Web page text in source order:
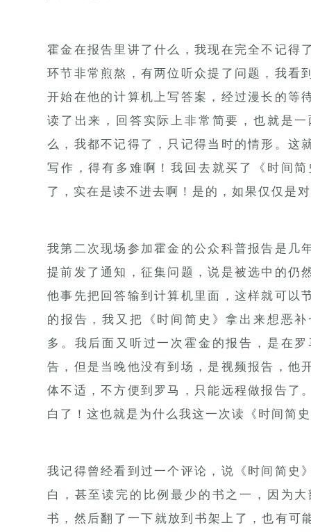
霍金在报告里讲了什么，我现在完全不记得
环节非常煎熬，有两位听众提了问题，我看
开始在他的计算机上写答案，经过漫长的等
读了出来，回答实际上非常简要，也就是
么，我都不记得了，只记得当时的情形。这
写作，得有多难啊！我回去就买了《时间
了，实在是读不进去啊！是的，如果仅仅是
我第二次现场参加霍金的公众科普报告是几
提前发了通知，征集问题，说是被选中的仍
他事先把回答输到计算机里面，这样就可以
的报告，我又把《时间简史》拿出来想恶
多。我后面又听过一次霍金的报告，是在
告，但是当晚他没有到场，是视频报告，他
体不适，不方便到罗马，只能远程做报告了
白了！这也就是为什么我这一次读《时间简
我记得曾经看到过一个评论，说《时间简史
白，甚至读完的比例最少的书之一，因为
书，然后翻了一下就放到书架上了，也有可